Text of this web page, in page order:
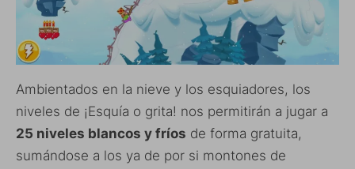
Ambientados en la nieve y los esquiadores, los
niveles de ¡Esquía o grita! nos permitirán a jugar a
25 niveles blancos y fríos de forma gratuita,
sumándose a los ya de por si montones de